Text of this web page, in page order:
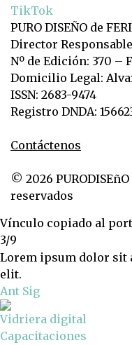
TikTok
PURO DISEÑO de
Director
Nº de Edición: 370 –
Domicilio Legal:
ISSN: 2683-9474
Registro DNDA:
Contáctenos
© 2026
reservados
Vínculo copiado al
3/9
Lorem ipsum dolor sit
elit.
Ant Sig
Vidriera digital
Capacitaciones